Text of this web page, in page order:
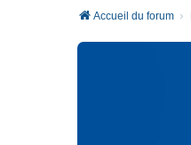
Accueil du forum